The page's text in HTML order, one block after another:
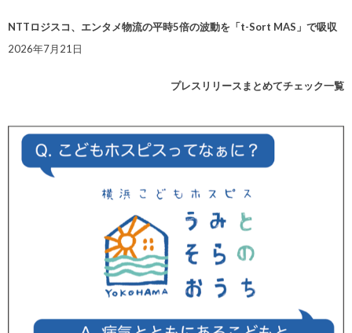
NTTロジスコ、エンタメ物流の平時5倍の波動を「t-Sort MAS」で吸収
2026年7月21日
プレスリリースまとめてチェック一覧